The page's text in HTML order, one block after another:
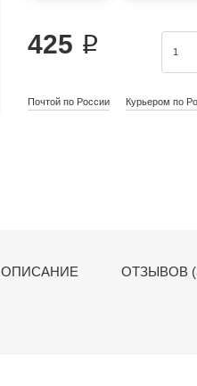
425 ₽
Почтой по России Курьером по
ОПИСАНИЕ ОТЗЫВОВ